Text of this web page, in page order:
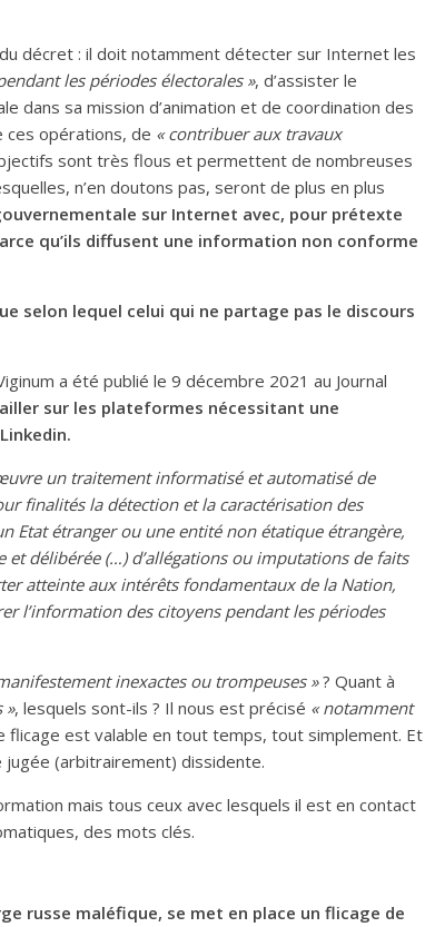
décret : il doit notamment détecter sur Internet les
les périodes électorales », d’assister le
dans sa mission d’animation et de coordination des
opérations, de « contribuer aux travaux
sont très flous et permettent de nombreuses
n’en doutons pas, seront de plus en plus
sur Internet avec, pour prétexte
qu’ils diffusent une information non conforme
selon lequel celui qui ne partage pas le discours
a été publié le 9 décembre 2021 au Journal
sur les plateformes nécessitant une
un traitement informatisé et automatisé de
finalités la détection et la caractérisation des
Etat étranger ou une entité non étatique étrangère,
délibérée (…) d’allégations ou imputations de faits
atteinte aux intérêts fondamentaux de la Nation,
l’information des citoyens pendant les périodes
inexactes ou trompeuses »? Quant à
», lesquels sont-ils ? Il nous est précisé « notamment
flicage est valable en tout temps, tout simplement. Et
jugée (arbitrairement) dissidente.
mais tous ceux avec lesquels il est en contact
des mots clés.
russe maléfique, se met en place un flicage de